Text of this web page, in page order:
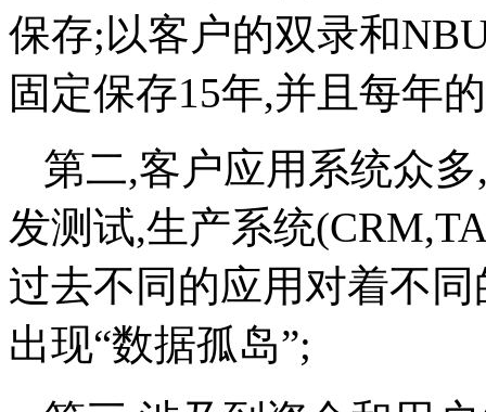
保存;以客户的双录和
固定保存15年,并且每年
第二,客户应用系统众
发测试,生产系统
过去不同的应用对着不
出现“数据孤岛”;